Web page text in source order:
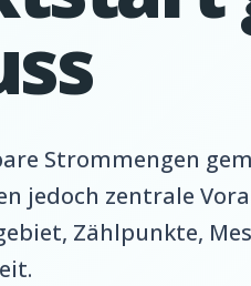
Strommengen
jedoch zentrale
Zählpunkte,